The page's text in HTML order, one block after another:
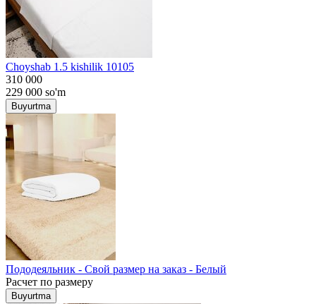
Choyshab 1.5 kishilik 10105
310 000
229 000 so'm
Buyurtma
Пододеяльник - Свой размер на заказ - Белый
Расчет по размеру
Buyurtma